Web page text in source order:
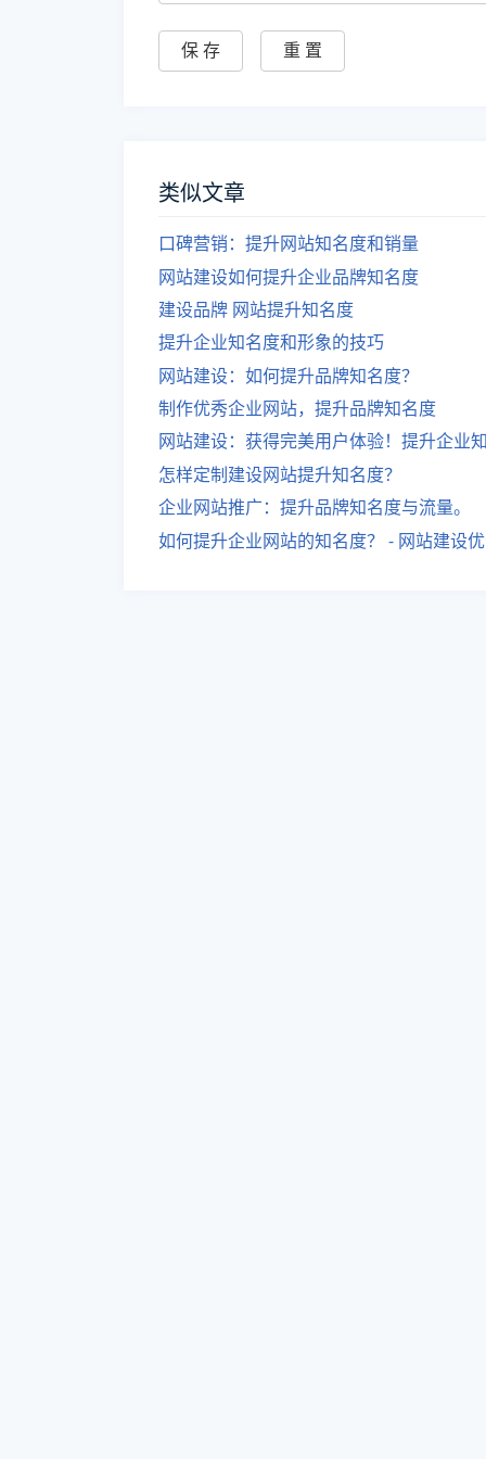
类似文章
口碑营销：提升网站知名度和销量
网站建设如何提升企业品牌知名度
建设品牌 网站提升知名度
提升企业知名度和形象的技巧
网站建设：如何提升品牌知名度？
制作优秀企业网站，提升品牌知名度
网站建设：获得完美用户体验！提升企业
怎样定制建设网站提升知名度？
企业网站推广：提升品牌知名度与流量。
如何提升企业网站的知名度？ - 网站建设